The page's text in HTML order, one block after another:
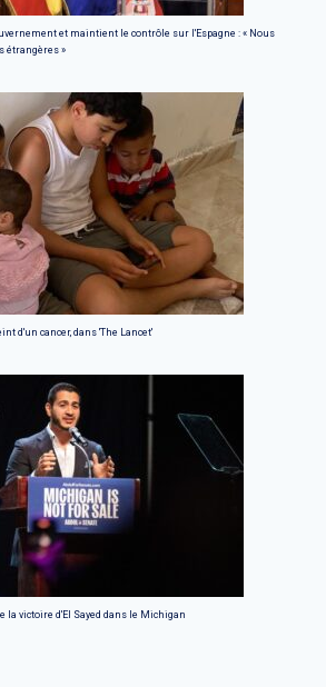
et maintient le contrôle sur l'Espagne : « Nous
étrangères »
d'un cancer, dans 'The Lancet'
la victoire d'El Sayed dans le Michigan